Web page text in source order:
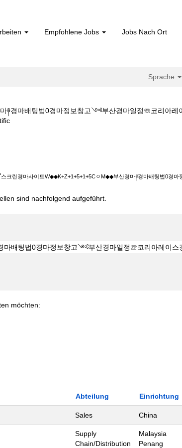
Empfohlene Jobs Jobs Nach Ort
Sprache
༈경마배팅법0경마정보창고༺부산경마일정☏코리아레
(aktuelle
스크린경마사이트W◆◆K+Z+1+5+1+5CㅇM◆◆부산경마༈경마배팅법0
sind nachfolgend aufgeführt.
möchten:
Abteilung Einrichtung
Sales China
Supply
Chain/Distribution
Malaysia
Penang